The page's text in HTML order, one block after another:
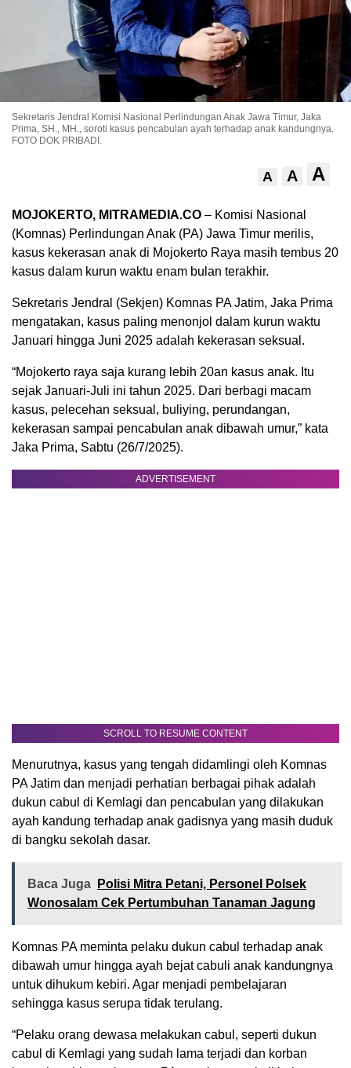
Sekretaris Jendral Komisi Nasional Perlindungan Anak Jawa Timur, Jaka
Prima, SH., MH., soroti kasus pencabulan ayah terhadap anak kandungnya.
FOTO DOK PRIBADI.
A A A
MOJOKERTO, MITRAMEDIA.CO – Komisi Nasional
(Komnas) Perlindungan Anak (PA) Jawa Timur merilis,
kasus kekerasan anak di Mojokerto Raya masih tembus 20
kasus dalam kurun waktu enam bulan terakhir.
Sekretaris Jendral (Sekjen) Komnas PA Jatim, Jaka Prima
mengatakan, kasus paling menonjol dalam kurun waktu
Januari hingga Juni 2025 adalah kekerasan seksual.
“Mojokerto raya saja kurang lebih 20an kasus anak. Itu
sejak Januari-Juli ini tahun 2025. Dari berbagi macam
kasus, pelecehan seksual, buliying, perundangan,
kekerasan sampai pencabulan anak dibawah umur,” kata
Jaka Prima, Sabtu (26/7/2025).
ADVERTISEMENT
SCROLL TO RESUME CONTENT
Menurutnya, kasus yang tengah didamlingi oleh Komnas
PA Jatim dan menjadi perhatian berbagai pihak adalah
dukun cabul di Kemlagi dan pencabulan yang dilakukan
ayah kandung terhadap anak gadisnya yang masih duduk
di bangku sekolah dasar.
Baca Juga
Polisi Mitra Petani, Personel Polsek
Wonosalam Cek Pertumbuhan Tanaman Jagung
Komnas PA meminta pelaku dukun cabul terhadap anak
dibawah umur hingga ayah bejat cabuli anak kandungnya
untuk dihukum kebiri. Agar menjadi pembelajaran
sehingga kasus serupa tidak terulang.
“Pelaku orang dewasa melakukan cabul, seperti dukun
cabul di Kemlagi yang sudah lama terjadi dan korban